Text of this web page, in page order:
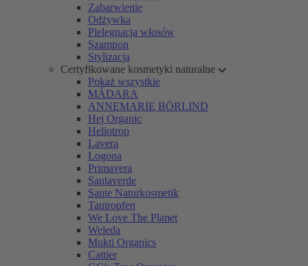
Zabarwienie
Odżywka
Pielęgnacja włosów
Szampon
Stylizacja
Certyfikowane kosmetyki naturalne
Pokaż wszystkie
MÁDARA
ANNEMARIE BÖRLIND
Hej Organic
Heliotrop
Lavera
Logona
Primavera
Santaverde
Sante Naturkosmetik
Tautropfen
We Love The Planet
Weleda
Mukti Organics
Cattier